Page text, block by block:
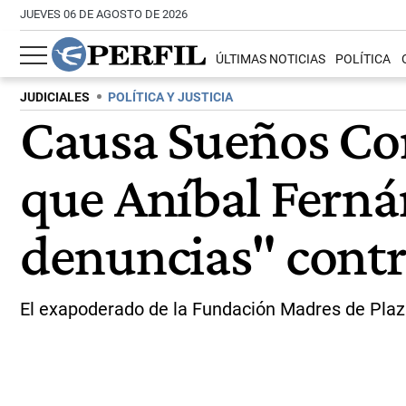
JUEVES 06 DE AGOSTO DE 2026
ÚLTIMAS NOTICIAS POLÍTICA
JUDICIALES POLÍTICA Y JUSTICIA
Causa Sueños
que Aníbal
denuncias"
El exapoderado de la Fundación Madres de